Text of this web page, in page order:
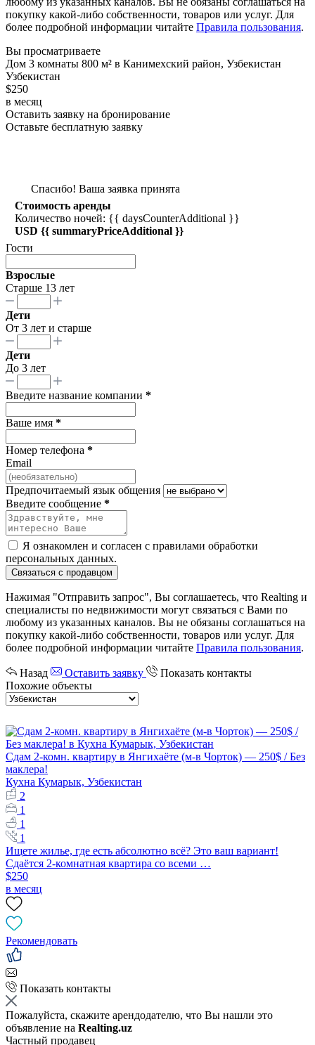
покупку какой-либо собственности, товаров или услуг. Для
более подробной информации читайте Правила пользования.
Вы просматриваете
Дом 3 комнаты 800 м² в Канимехский район, Узбекистан
Узбекистан
$250
в месяц
Оставить заявку на бронирование
Оставьте бесплатную заявку
Спасибо! Ваша заявка принята
Стоимость аренды
Количество ночей: {{ daysCounterAdditional }}
USD {{ summaryPriceAdditional }}
Гости
Взрослые
Старше 13 лет
Дети
От 3 лет и старше
Дети
До 3 лет
Введите название компании *
Ваше имя *
Номер телефона *
Email
Предпочитаемый язык общения
Введите сообщение *
Я ознакомлен и согласен с правилами обработки
персональных данных.
Связаться с продавцом
Нажимая "Отправить запрос", Вы соглашаетесь, что Realting и
специалисты по недвижимости могут связаться с Вами по
любому из указанных каналов. Вы не обязаны соглашаться на
покупку какой-либо собственности, товаров или услуг. Для
более подробной информации читайте Правила пользования.
Назад Оставить заявку
Показать контакты
Похожие объекты
Сдам 2-комн. квартиру в Янгихаёте (м-в Чорток) — 250$ / Без
маклера!
Кухна Кумарык, Узбекистан
2
1
1
1
Ищете жилье, где есть абсолютно всё? Это ваш вариант!
Сдаётся 2-комнатная квартира со всеми …
$250
в месяц
Рекомендовать
Показать контакты
Пожалуйста, скажите арендодателю, что Вы нашли это
объявление на Realting.uz
Частный продавец